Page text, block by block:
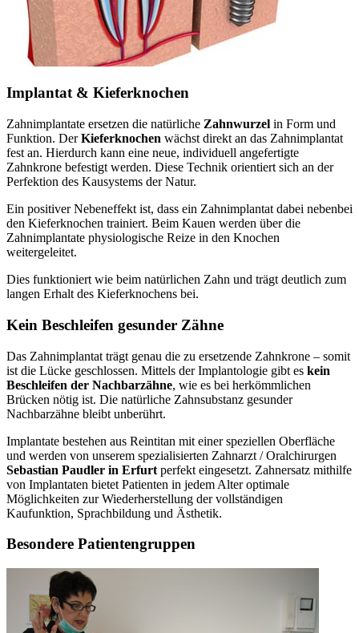
Implantat & Kieferknochen
Zahnimplantate ersetzen die natürliche Zahnwurzel in Form und
Funktion. DerKieferknochen wächst direkt an das Zahnimplantat
fest an. Hierdurch kann eine neue, individuell angefertigte
Zahnkrone befestigt werden. Diese Technik orientiert sich an der
Perfektion des Kausystems der Natur.
Ein positiver Nebeneffekt ist, dass ein Zahnimplantat dabei nebenbei
den Kieferknochen trainiert. Beim Kauen werden über die
Zahnimplantate physiologische Reize in den Knochen
weitergeleitet.
Dies funktioniert wie beim natürlichen Zahn und trägt deutlich zum
langen Erhalt des Kieferknochens bei.
Kein Beschleifen gesunder Zähne
Das Zahnimplantat trägt genau die zu ersetzende Zahnkrone – somit
ist die Lücke geschlossen. Mittels der Implantologie gibt es kein
Beschleifen der Nachbarzähne, wie es bei herkömmlichen
Brücken nötig ist. Die natürliche Zahnsubstanz gesunder
Nachbarzähne bleibt unberührt.
Implantate bestehen aus Reintitan mit einer speziellen Oberfläche
und werden von unserem spezialisierten Zahnarzt / Oralchirurgen
Sebastian Paudler in Erfurt perfekt eingesetzt. Zahnersatz mithilfe
von Implantaten bietet Patienten in jedem Alter optimale
Möglichkeiten zur Wiederherstellung der vollständigen
Kaufunktion, Sprachbildung und Ästhetik.
Besondere Patientengruppen